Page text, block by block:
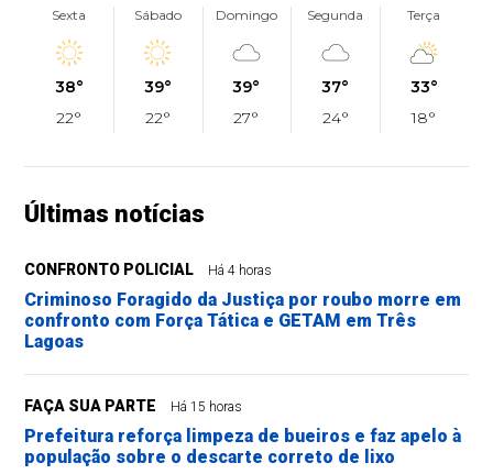
Sexta
38°
22°
Sábado
39°
22°
Domingo
39°
27°
Segunda
37°
24°
Terça
33°
18°
Últimas notícias
CONFRONTO POLICIAL Há 4 horas
Criminoso Foragido da Justiça por roubo morre em
confronto com Força Tática e GETAM em Três
Lagoas
FAÇA SUA PARTE Há 15 horas
Prefeitura reforça limpeza de bueiros e faz apelo à
população sobre o descarte correto de lixo